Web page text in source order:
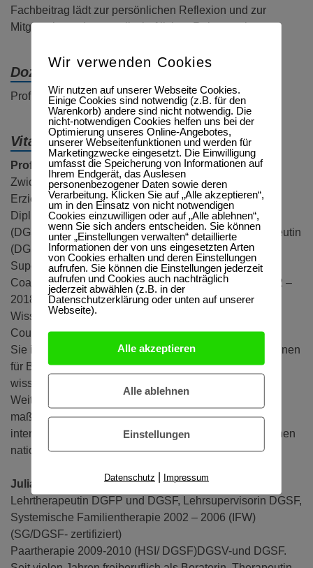
Fachbeitrag lädt zur persönlichen Reflexion und zur
Mitgestaltung des gesellschaftlichen Rahmen ein.
Dozent:
Prof. Dr. Renate Zwicker-Pelzer & Julia Strecker
Vita:
Prof. Dr. Renate Zwicker-Pelzer: Prof. Dr. Renate
Zwicker-Pelzer ist (em) Professorin für Beratung und
Erziehungswissenschaft,
Dipl. Päd.;Dipl. Soz.päd.; Supervisorin
(DGSv/DGSF),Systemische Beraterin, Familientherapeutin
(DGSF) Lehrende für Beratung, Familientherapie und
Supervision (DGSF),
Coachin (DGSF). Renate Zwicker-Pelzer war von 2012 –
2018 Zweite Vorsitzende der DGSF und ist seit 2019
Wissenschaftliche Beirätin des Dachverbandes für
Counseling/Beratung ( DGfB).
Sie ist Mitglied der Vereinigung der Hochschullehrer*innen
für Beratung/ Counseling ( VHBC) und hat an
wissenschaftlichen Expertisen zu Grundlagen der
Weiterbildung, der Ausbildung
maßgeblich mitgewirkt. Ein Kernanliegen ist ihr die
internationale Pädagogik und den Blick über den eigenen
nationalen Tellerand hinaus.
Julia Strecker:
Diplom- Theologin, Supervisorin,
Lehrtherapeutin DGFP und DGSF, Lehrsupervisorin DGSF,
Systemische Familientherapie 2002 – 2006 (IFW)
(SG/DGSF- zertifiziert)
Paartherapie 2009-2010 (HSI/ DGSF)DGSV-und DGSF.
Wir verwenden Cookies
Wir nutzen auf unserer Webseite Cookies.
Einige Cookies sind notwendig (z.B. für den
Warenkorb) andere sind nicht notwendig. Die
nicht-notwendigen Cookies helfen uns bei der
Optimierung unseres Online-Angebotes,
unserer Webseitenfunktionen und werden für
Marketingzwecke eingesetzt. Die Einwilligung
umfasst die Speicherung von Informationen auf
Ihrem Endgerät, das Auslesen
personenbezogener Daten sowie deren
Verarbeitung. Klicken Sie auf „Alle akzeptieren“,
um in den Einsatz von nicht notwendigen
Cookies einzuwilligen oder auf „Alle ablehnen“,
wenn Sie sich anders entscheiden. Sie können
unter „Einstellungen verwalten“ detaillierte
Informationen der von uns eingesetzten Arten
von Cookies erhalten und deren Einstellungen
aufrufen. Sie können die Einstellungen jederzeit
aufrufen und Cookies auch nachträglich
jederzeit abwählen (z.B. in der
Datenschutzerklärung oder unten auf unserer
Webseite).
Alle akzeptieren
Alle ablehnen
Einstellungen
Datenschutz Impressum